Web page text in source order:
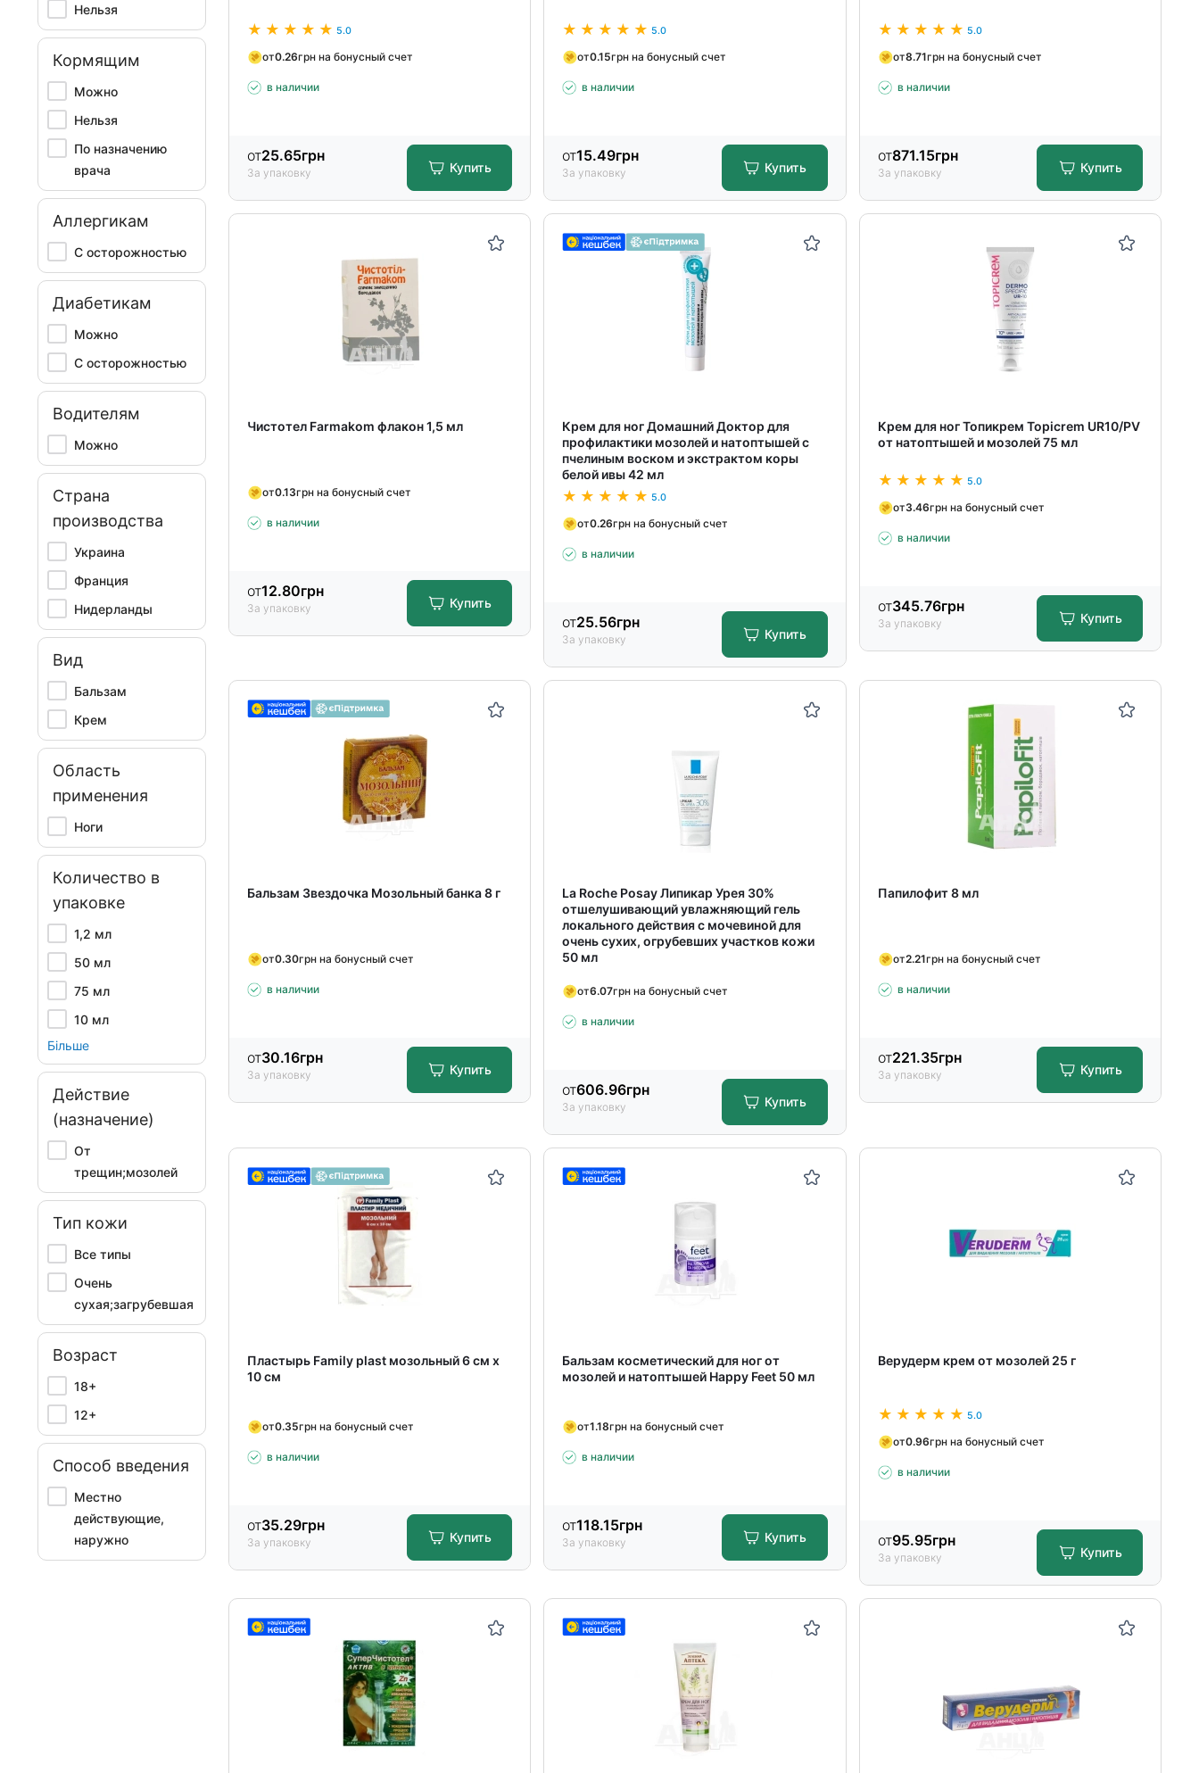
Нельзя
Кормящим
Можно
Нельзя
По назначению
врача
Аллергикам
С осторожностью
Диабетикам
Можно
С осторожностью
Водителям
Можно
Страна
производства
Украина
Франция
Нидерланды
Вид
Бальзам
Крем
Область
применения
Ноги
Количество в
упаковке
1,2 мл
50 мл
75 мл
10 мл
Більше
Действие
(назначение)
От
трещин;мозолей
Тип кожи
Все типы
Очень
сухая;загрубевшая
Возраст
18+
12+
Способ введения
Местно
действующие,
наружно
5.0
от0.26грн на бонусный счет
в наличии
от25.65грн
За упаковку Купить
5.0
от0.15грн на бонусный счет
в наличии
от15.49грн
За упаковку Купить
5.0
от8.71грн на бонусный счет
в наличии
от871.15грн
За упаковку Купить
Чистотел Farmakom флакон 1,5 мл
от0.13грн на бонусный счет
в наличии
от12.80грн
За упаковку Купить
Крем для ног Домашний Доктор для
профилактики мозолей и натоптышей с
пчелиным воском и экстрактом коры
белой ивы 42 мл
5.0
от0.26грн на бонусный счет
в наличии
от25.56грн
За упаковку Купить
Крем для ног Топикрем Topicrem UR10/PV
от натоптышей и мозолей 75 мл
5.0
от3.46грн на бонусный счет
в наличии
от345.76грн
За упаковку Купить
Бальзам Звездочка Мозольный банка 8 г
от0.30грн на бонусный счет
в наличии
от30.16грн
За упаковку Купить
La Roche Posay Липикар Урея 30%
отшелушивающий увлажняющий гель
локального действия с мочевиной для
очень сухих, огрубевших участков кожи
50 мл
от6.07грн на бонусный счет
в наличии
от606.96грн
За упаковку Купить
Папилофит 8 мл
от2.21грн на бонусный счет
в наличии
от221.35грн
За упаковку Купить
Пластырь Family plast мозольный 6 см х
10 см
от0.35грн на бонусный счет
в наличии
от35.29грн
За упаковку Купить
Бальзам косметический для ног от
мозолей и натоптышей Happy Feet 50 мл
от1.18грн на бонусный счет
в наличии
от118.15грн
За упаковку Купить
Верудерм крем от мозолей 25 г
5.0
от0.96грн на бонусный счет
в наличии
от95.95грн
За упаковку Купить